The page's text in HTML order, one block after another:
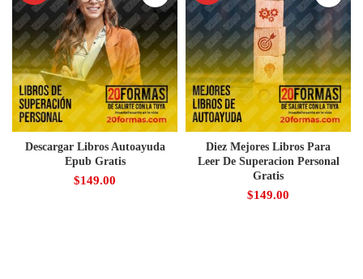
Descargar Libros Autoayuda
Epub Gratis
$149.00
Diez Mejores Libros Para
Leer De Superacion Personal
Gratis
$149.00